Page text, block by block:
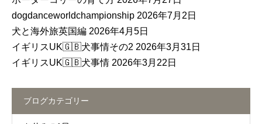
dogdanceworldchampionship 2026年7月2日
犬と海外旅英国編 2026年4月5日
イギリスUK🇬🇧犬事情その2 2026年3月31日
イギリスUK🇬🇧犬事情 2026年3月22日
ブログカテゴリー